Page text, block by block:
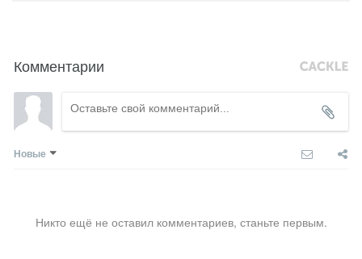
Комментарии
Новые
Никто ещё не оставил комментариев, станьте первым.